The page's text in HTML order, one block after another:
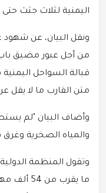
اليمنية لثلاث جثث
ونقل البيان، عن شهود
من أجل عبور مضيق
متن القارب ما لا يقل عن 30 شخصا وفقا
وأضاف البيان "لم
والمياه الصخرية وغرق
ما يقرب